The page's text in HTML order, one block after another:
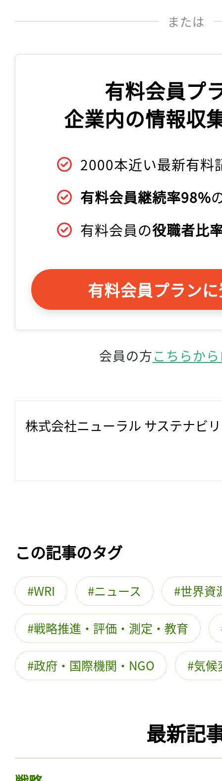
または
有料会員プ
企業内の情報収
2000本近い最新有料
有料会員継続率98%
有料会員の役職者比
有料会員プラン
会員の方こちらか
株式会社ニューラル サステナビ
この記事のタグ
WRI ニュース 世界資
戦略推進・評価・測定・教育
政府・国際機関・NGO 気候
最新記